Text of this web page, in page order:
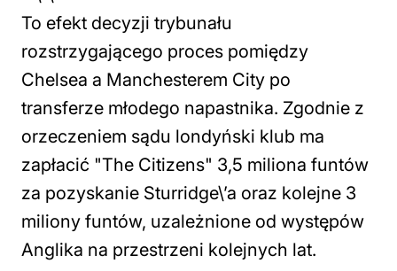
To efekt decyzji trybunału
rozstrzygającego proces pomiędzy
Chelsea a Manchesterem City po
transferze młodego napastnika. Zgodnie z
orzeczeniem sądu londyński klub ma
zapłacić "The Citizens" 3,5 miliona funtów
za pozyskanie Sturridge\’a oraz kolejne 3
miliony funtów, uzależnione od występów
Anglika na przestrzeni kolejnych lat.